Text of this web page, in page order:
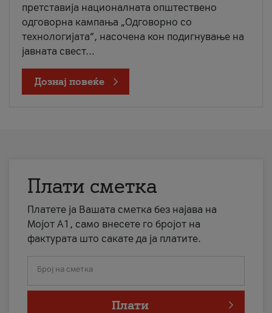
претставија националната општествено
одговорна кампања „Одговорно со
технологијата“, насочена кон подигнување на
јавната свест...
Дознај повеќе
Плати сметка
Платете ја Вашата сметка без најава на
Мојот А1, само внесете го бројот на
фактурата што сакате да ја платите.
Број на сметка
Плати